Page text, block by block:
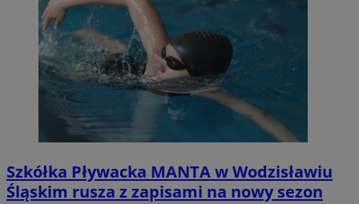
Szkółka Pływacka MANTA w Wodzisławiu
Śląskim rusza z zapisami na nowy sezon